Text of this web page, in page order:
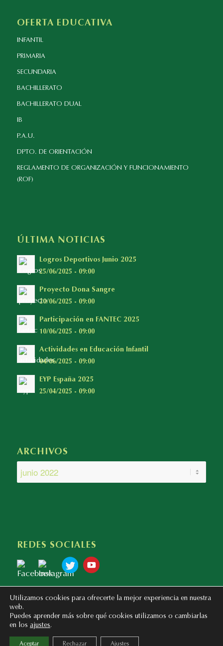
OFERTA EDUCATIVA
INFANTIL
PRIMARIA
SECUNDARIA
BACHILLERATO
BACHILLERATO DUAL
IB
P.A.U.
DPTO. DE ORIENTACIÓN
REGLAMENTO DE ORGANIZACIÓN Y FUNCIONAMIENTO
(ROF)
ÚLTIMA NOTICIAS
Logros Deportivos Junio 2025
25/06/2025 - 09:00
Proyecto Dona Sangre
20/06/2025 - 09:00
Participación en FANTEC 2025
10/06/2025 - 09:00
Actividades en Educación Infantil
04/06/2025 - 09:00
EYP España 2025
25/04/2025 - 09:00
ARCHIVOS
REDES SOCIALES
Copyright © 2020 - 2023 Colegio Bilingüe Atalaya. Webmaster: mentaliza.com
Utilizamos cookies para ofrecerte la mejor experiencia en nuestra
web.
Puedes aprender más sobre qué cookies utilizamos o cambiarlas
en los ajustes.
Aceptar Rechazar Ajustes